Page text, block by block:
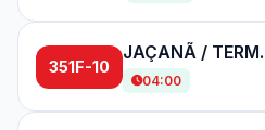
351F-10
04:00